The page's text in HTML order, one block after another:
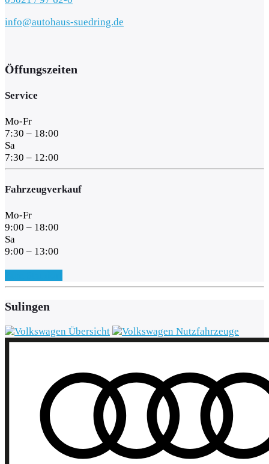
info@autohaus-suedring.de
Öffungszeiten
Service
Mo-Fr
7:30 – 18:00
Sa
7:30 – 12:00
Fahrzeugverkauf
Mo-Fr
9:00 – 18:00
Sa
9:00 – 13:00
Sulingen